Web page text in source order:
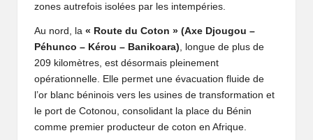
zones autrefois isolées par les intempéries.
Au nord, la « Route du Coton » (Axe Djougou –
Péhunco – Kérou – Banikoara) , longue de plus de
209 kilomètres, est désormais pleinement
opérationnelle. Elle permet une évacuation fluide de
l’or blanc béninois vers les usines de transformation et
le port de Cotonou, consolidant la place du Bénin
comme premier producteur de coton en Afrique.